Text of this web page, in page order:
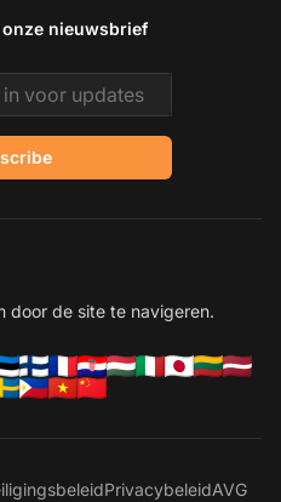
nieuwsbrief
door de site te navigeren.
PrivacybeleidAVG